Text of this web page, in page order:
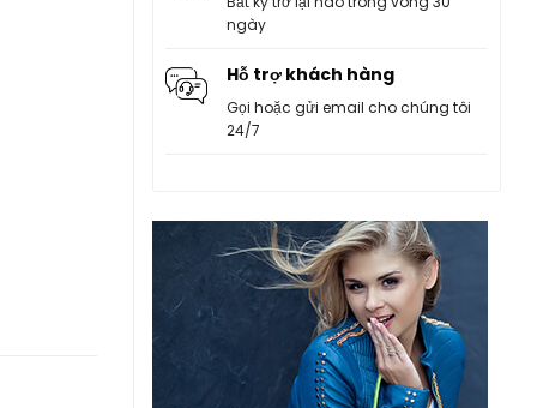
ngày
Hỗ trợ khách hàng
Gọi hoặc gửi email cho chúng tôi
24/7